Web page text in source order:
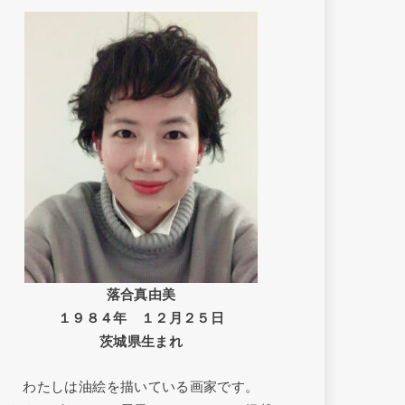
落合真由美
１９８４年 １２月２５日
茨城県生まれ
わたしは油絵を描いている画家です。